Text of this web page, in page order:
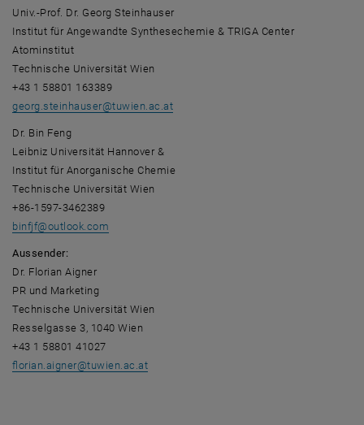
Univ.-Prof. Dr. Georg Steinhauser
Institut für Angewandte Synthesechemie & TRIGA Center
Atominstitut
Technische Universität Wien
+43 1 58801 163389
georg.steinhauser@tuwien.ac.at
Dr. Bin Feng
Leibniz Universität Hannover &
Institut für Anorganische Chemie
Technische Universität Wien
+86-1597-3462389
binfjf@outlook.com
Aussender:
Dr. Florian Aigner
PR und Marketing
Technische Universität Wien
Resselgasse 3, 1040 Wien
+43 1 58801 41027
florian.aigner@tuwien.ac.at